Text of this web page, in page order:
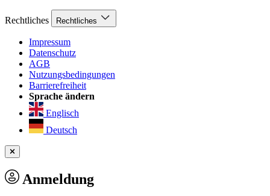
Rechtliches Rechtliches
Impressum
Datenschutz
AGB
Nutzungsbedingungen
Barrierefreiheit
Sprache ändern
Englisch
Deutsch
Anmeldung